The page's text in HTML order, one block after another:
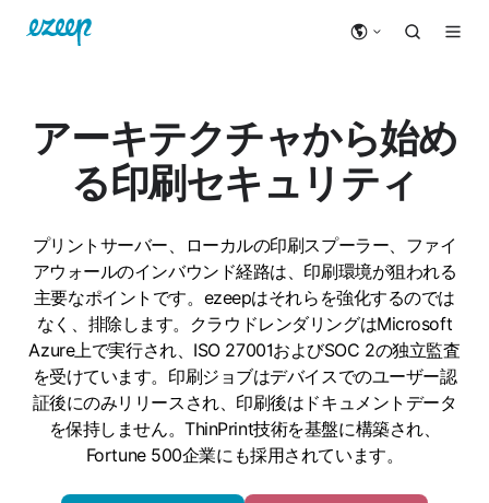
アーキテクチャから始め
る印刷セキュリティ
プリントサーバー、ローカルの印刷スプーラー、ファイ
アウォールのインバウンド経路は、印刷環境が狙われる
主要なポイントです。ezeepはそれらを強化するのでは
なく、排除します。クラウドレンダリングはMicrosoft
Azure上で実行され、ISO 27001およびSOC 2の独立監査
を受けています。印刷ジョブはデバイスでのユーザー認
証後にのみリリースされ、印刷後はドキュメントデータ
を保持しません。ThinPrint技術を基盤に構築され、
Fortune 500企業にも採用されています。